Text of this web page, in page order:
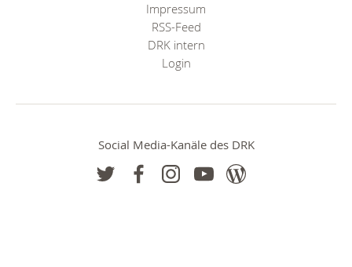
Impressum
RSS-Feed
DRK intern
Login
Social Media-Kanäle des DRK